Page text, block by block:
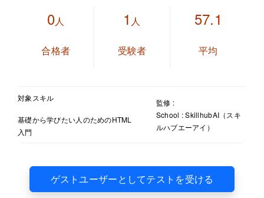
0人
合格者
1 人
受験者
57.1
平均
対象スキル
基礎から学びたい人のためのHTML
入門
監修 :
School : SkillhubAI（スキ
ルハブエーアイ）
ゲストユーザーとしてテストを受ける